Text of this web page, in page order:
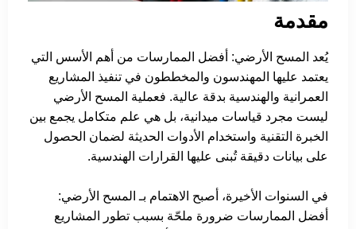
مقدمة
يُعد المسح الأرضي: أفضل الممارسات من أهم الأسس التي
يعتمد عليها المهندسون والمخططون في تنفيذ المشاريع
العمرانية والهندسية بدقة عالية. فعملية المسح الأرضي
ليست مجرد قياسات ميدانية، بل هي علم متكامل يجمع بين
الخبرة التقنية واستخدام الأدوات الحديثة لضمان الحصول
على بيانات دقيقة تُبنى عليها القرارات الهندسية.
في السنوات الأخيرة، أصبح الاهتمام بـ المسح الأرضي:
أفضل الممارسات ضرورة ملحّة بسبب تطور المشاريع